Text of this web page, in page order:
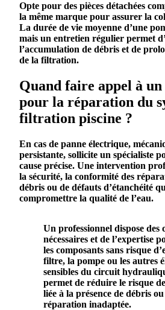
Opte pour des pièces détachées
la même marque pour assurer la
La durée de vie moyenne d’une
mais un entretien régulier permet
l’accumulation de débris et de
de la filtration.
Quand faire appel à
pour la réparation du
filtration piscine ?
En cas de panne électrique,
persistante, sollicite un spécialiste
cause précise. Une intervention
la sécurité, la conformité des
débris ou de défauts d’étanchéité
compromettre la qualité de l’eau.
Un professionnel dispose des
nécessaires et de l’expertise
les composants sans risque
filtre, la pompe ou les autres
sensibles du circuit
permet de réduire le risque
liée à la présence de débris
réparation inadaptée.